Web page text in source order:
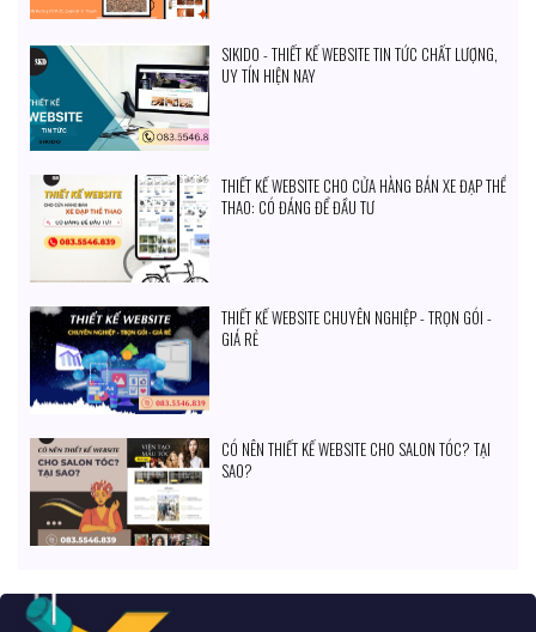
SIKIDO - THIẾT KẾ WEBSITE TIN TỨC CHẤT LƯỢNG,
UY TÍN HIỆN NAY
THIẾT KẾ WEBSITE CHO CỬA HÀNG BÁN XE ĐẠP THỂ
THAO: CÓ ĐÁNG ĐỂ ĐẦU TƯ
THIẾT KẾ WEBSITE CHUYÊN NGHIỆP - TRỌN GÓI -
GIÁ RẺ
CÓ NÊN THIẾT KẾ WEBSITE CHO SALON TÓC? TẠI
SAO?